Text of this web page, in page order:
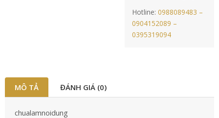
Hotline:0988089483 –
0904152089 –
0395319094
MÔ TẢ ĐÁNH GIÁ (0)
chualamnoidung